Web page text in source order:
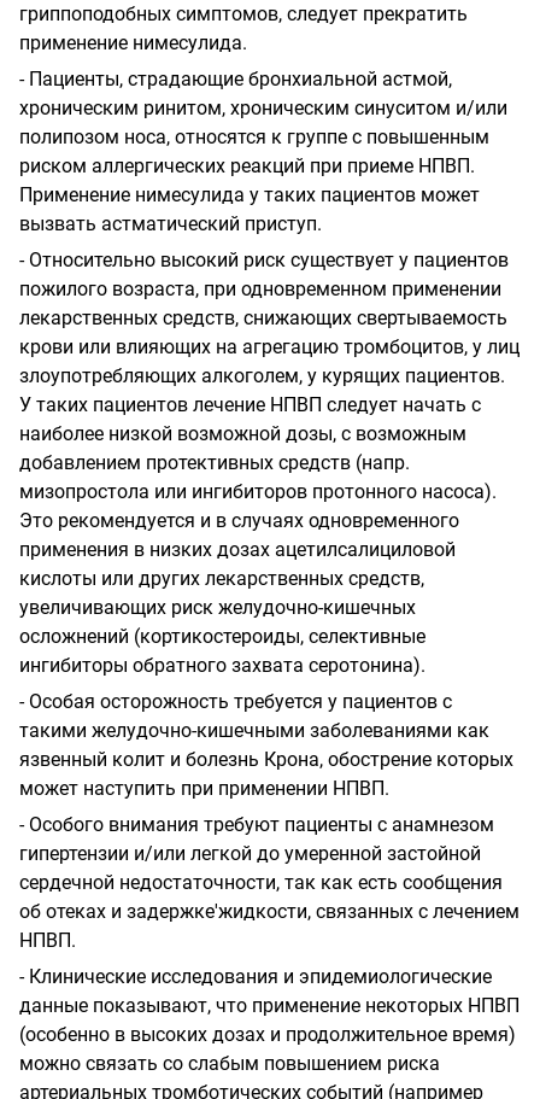
гриппоподобных симптомов, следует прекратить
применение нимесулида.
- Пациенты, страдающие бронхиальной астмой,
хроническим ринитом, хроническим синуситом и/или
полипозом носа, относятся к группе с повышенным
риском аллергических реакций при приеме НПВП.
Применение нимесулида у таких пациентов может
вызвать астматический приступ.
- Относительно высокий риск существует у пациентов
пожилого возраста, при одновременном применении
лекарственных средств, снижающих свертываемость
крови или влияющих на агрегацию тромбоцитов, у лиц
злоупотребляющих алкоголем, у курящих пациентов.
У таких пациентов лечение НПВП следует начать с
наиболее низкой возможной дозы, с возможным
добавлением протективных средств (напр.
мизопростола или ингибиторов протонного насоса).
Это рекомендуется и в случаях одновременного
применения в низких дозах ацетилсалициловой
кислоты или других лекарственных средств,
увеличивающих риск желудочно-кишечных
осложнений (кортикостероиды, селективные
ингибиторы обратного захвата серотонина).
- Особая осторожность требуется у пациентов с
такими желудочно-кишечными заболеваниями как
язвенный колит и болезнь Крона, обострение которых
может наступить при применении НПВП.
- Особого внимания требуют пациенты с анамнезом
гипертензии и/или легкой до умеренной застойной
сердечной недостаточности, так как есть сообщения
об отеках и задержке'жидкости, связанных с лечением
НПВП.
- Клинические исследования и эпидемиологические
данные показывают, что применение некоторых НПВП
(особенно в высоких дозах и продолжительное время)
можно связать со слабым повышением риска
артериальных тромботических событий (например